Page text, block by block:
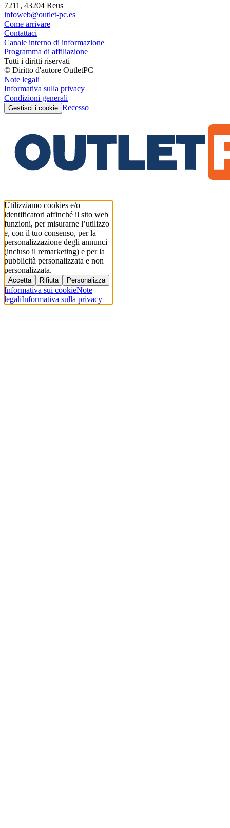
7211, 43204 Reus
infoweb@outlet-pc.es
Come arrivare
Contattaci
Canale interno di informazione
Programma di affiliazione
Tutti i diritti riservati
© Diritto d'autore OutletPC
Note legali
Informativa sulla privacy
Condizioni generali
Gestisci i cookie Recesso
Utilizziamo cookies e/o
identificatori affinché il sito web
funzioni, per misurarne l’utilizzo
e, con il tuo consenso, per la
personalizzazione degli annunci
(incluso il remarketing) e per la
pubblicità personalizzata e non
personalizzata.
Accetta Rifiuta Personalizza
Informativa sui cookieNote
legaliInformativa sulla privacy